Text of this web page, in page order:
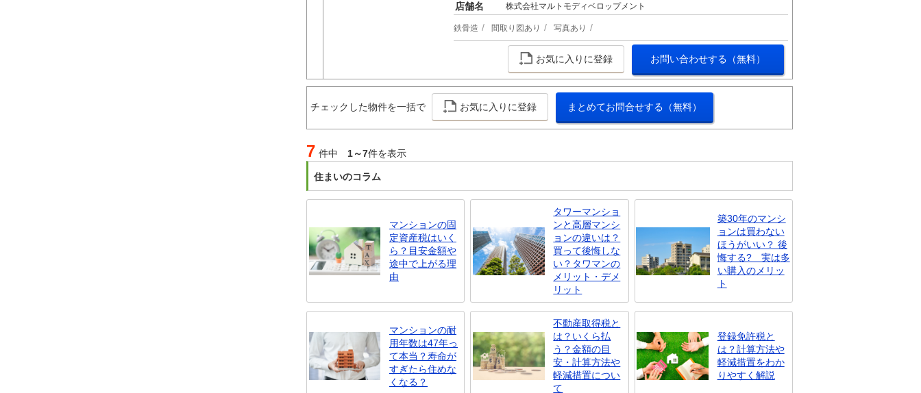
店舗名 株式会社マルトモディベロップメント
鉄骨造 間取り図あり 写真あり
お気に入りに登録 お問い合わせする（無料）
チェックした物件を一括で お気に入りに登録 まとめてお問合せする（無料）
7 件中 1～7件を表示
住まいのコラム
マンションの固
定資産税はいく
ら？目安金額や
途中で上がる理
由
タワーマンショ
ンと高層マンシ
ョンの違いは？
買って後悔しな
い？タワマンの
メリット・デメ
リット
築30年のマンシ
ョンは買わない
ほうがいい？ 後
悔する? 実は多
い購入のメリッ
ト
マンションの耐
用年数は47年っ
て本当？寿命が
すぎたら住めな
くなる？
不動産取得税と
は？いくら払
う？金額の目
安・計算方法や
軽減措置につい
て
登録免許税と
は？計算方法や
軽減措置をわか
りやすく解説